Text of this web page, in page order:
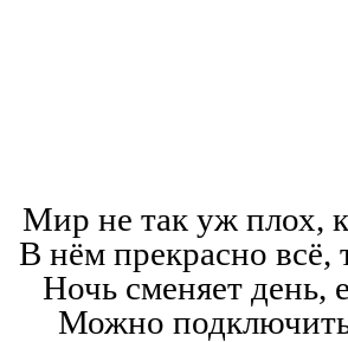
Мир не так уж плох,
В нём прекрасно всё,
Ночь сменяет день,
Можно